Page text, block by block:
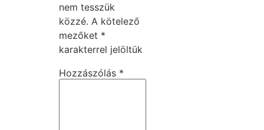
nem tesszük
közzé. A kötelező
mezőket *
karakterrel jelöltük
Hozzászólás *